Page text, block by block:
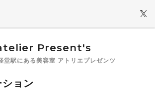
Present's
堂駅にある美容室 アトリエプレゼンツ
ョン